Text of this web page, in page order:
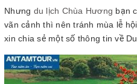
Nhưng du lịch Chùa Hương bạn
vãn cảnh thì nên tránh mùa lễ
xin chia sẻ một số thông tin về